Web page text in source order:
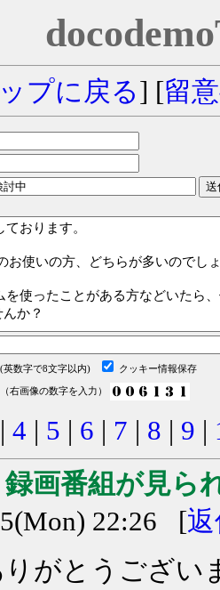
プに戻る] [留
(英数字で8文字以内) クッキー情報保存
（右画像の数字を入力）
| 4 | 5 | 6 | 7 | 8 | 9 |
録画番組が見ら
22:26 [
がとうござい